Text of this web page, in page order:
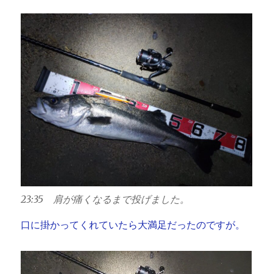
23:35 肩が痛くなるまで投げました。
口に掛かってくれていたら大満足だったのですが。